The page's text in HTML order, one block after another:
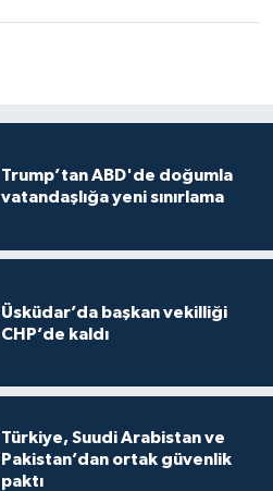
Trump’tan ABD'de doğumla
vatandaşlığa yeni sınırlama
Üsküdar’da başkan vekilliği
CHP’de kaldı
Türkiye, Suudi Arabistan ve
Pakistan’dan ortak güvenlik
paktı